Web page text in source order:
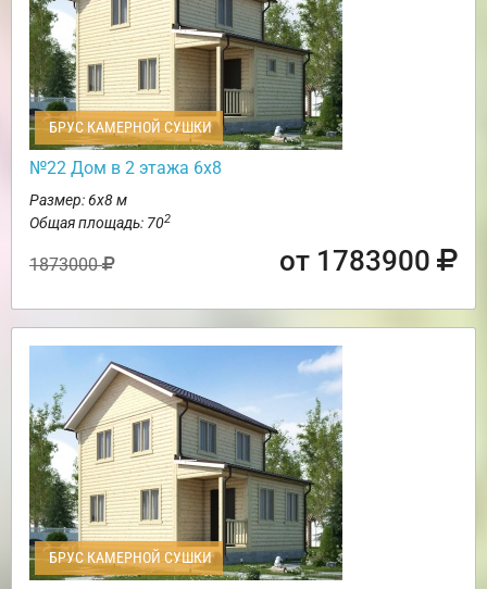
БРУС КАМЕРНОЙ СУШКИ
№22 Дом в 2 этажа 6х8
Размер: 6х8 м
Общая площадь: 702
1873000 от 1783900
БРУС КАМЕРНОЙ СУШКИ